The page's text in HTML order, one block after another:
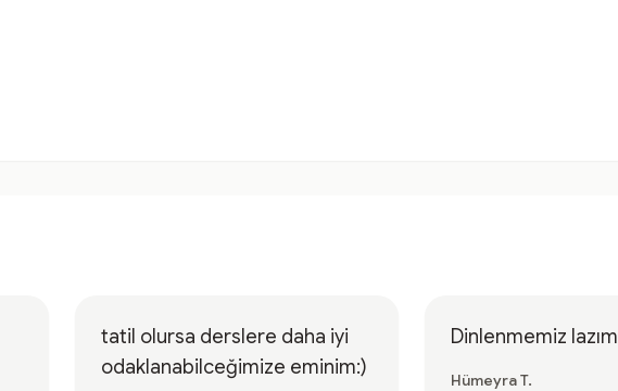
tatil olursa derslere daha iyi
odaklanabilceğimize eminim:)
Dinlenmemiz lazım
Hümeyra T.